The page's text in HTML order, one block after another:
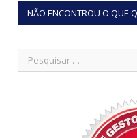
NÃO ENCONTROU O QUE